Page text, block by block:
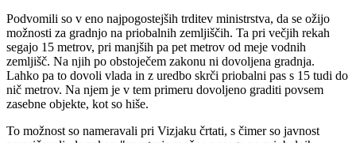
Podvomili so v eno najpogostejših trditev ministrstva, da se ožijo
možnosti za gradnjo na priobalnih zemljiščih. Ta pri večjih rekah
segajo 15 metrov, pri manjših pa pet metrov od meje vodnih
zemljišč. Na njih po obstoječem zakonu ni dovoljena gradnja.
Lahko pa to dovoli vlada in z uredbo skrči priobalni pas s 15 tudi do
nič metrov. Na njem je v tem primeru dovoljeno graditi povsem
zasebne objekte, kot so hiše.
To možnost so nameravali pri Vizjaku črtati, s čimer so javnost